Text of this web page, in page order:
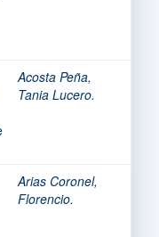
Acosta Peña,
Tania Lucero.
Arias Coronel,
Florencio.